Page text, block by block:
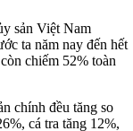
sản Việt Nam
ta năm nay đến hết
chiếm 52% toàn
chính đều tăng so
cá tra tăng 12%,